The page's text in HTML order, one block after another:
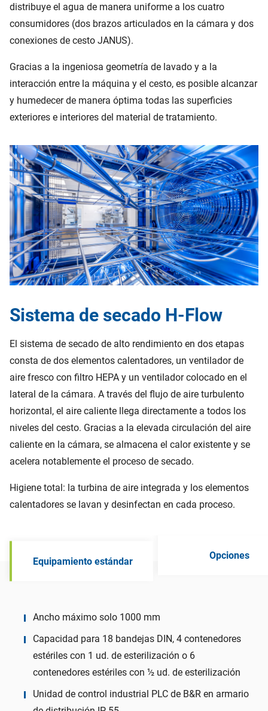
distribuye el agua de manera uniforme a los cuatro
consumidores (dos brazos articulados en la cámara y dos
conexiones de cesto JANUS).
Gracias a la ingeniosa geometría de lavado y a la
interacción entre la máquina y el cesto, es posible alcanzar
y humedecer de manera óptima todas las superficies
exteriores e interiores del material de tratamiento.
Sistema de secado H-Flow
El sistema de secado de alto rendimiento en dos etapas
consta de dos elementos calentadores, un ventilador de
aire fresco con filtro HEPA y un ventilador colocado en el
lateral de la cámara. A través del flujo de aire turbulento
horizontal, el aire caliente llega directamente a todos los
niveles del cesto. Gracias a la elevada circulación del aire
caliente en la cámara, se almacena el calor existente y se
acelera notablemente el proceso de secado.
Higiene total: la turbina de aire integrada y los elementos
calentadores se lavan y desinfectan en cada proceso.
Equipamiento estándar
Opciones
Ancho máximo solo 1000 mm
Capacidad para 18 bandejas DIN, 4 contenedores
estériles con 1 ud. de esterilización o 6
contenedores estériles con ½ ud. de esterilización
Unidad de control industrial PLC de B&R en armario